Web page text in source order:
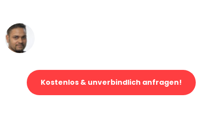
Kostenlos & unverbindlich anfragen!